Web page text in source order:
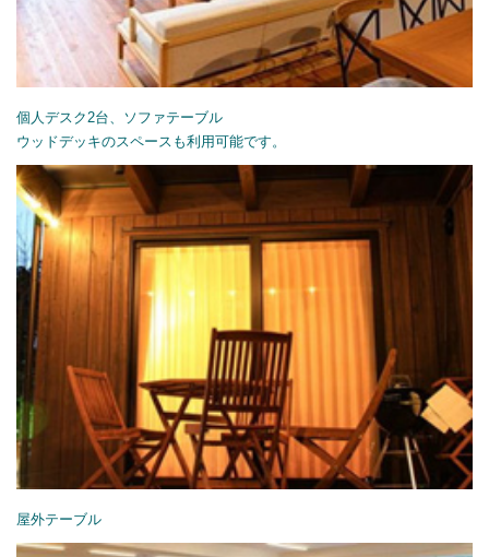
個人デスク2台、ソファテーブル
ウッドデッキのスペースも利用可能です。
屋外テーブル